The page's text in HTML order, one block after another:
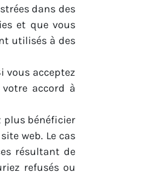
dans des
et que vous
utilisés à des
vous acceptez
accord à
plus bénéficier
web. Le cas
résultant de
refusés ou